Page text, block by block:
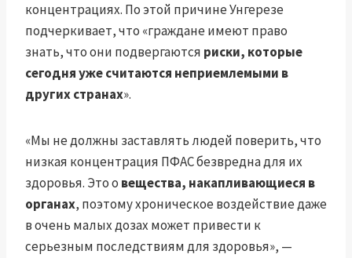
концентрациях. По этой причине Унгерезе
подчеркивает, что «граждане имеют право
знать, что они подвергаются риски, которые
сегодня уже считаются неприемлемыми в
других странах».
«Мы не должны заставлять людей поверить, что
низкая концентрация ПФАС безвредна для их
здоровья. Это о вещества, накапливающиеся в
органах, поэтому хроническое воздействие даже
в очень малых дозах может привести к
серьезным последствиям для здоровья», —